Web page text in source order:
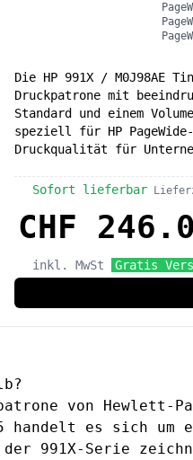
Die HP 991X / M0J98AE
Druckpatrone mit
Standard und einem
speziell für HP
Druckqualität für
Sofort lieferbar
CHF
inkl. MwSt Gratis
von Hewlett-
handelt es sich
991X-Serie